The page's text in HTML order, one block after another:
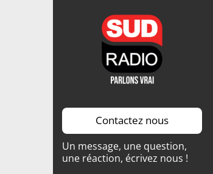
Contactez nous
Un message, une question,
une réaction, écrivez nous !